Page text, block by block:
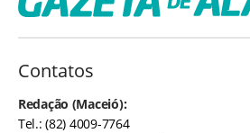
Contatos
Redação (Maceió):
Tel.: (82) 4009-7764